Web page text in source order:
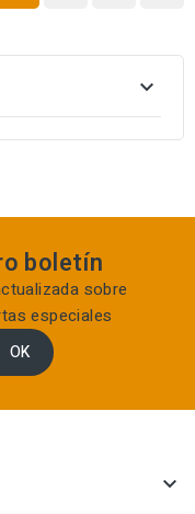

boletín
sobre
especiales
